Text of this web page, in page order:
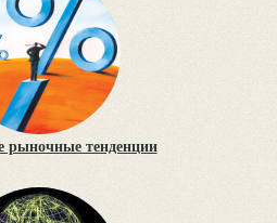
рыночные тенденции